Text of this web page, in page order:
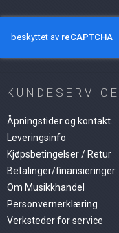
KUNDESERVICE
Åpningstider og kontakt.
Leveringsinfo
Kjøpsbetingelser / Retur
Betalinger/finansieringer
Om Musikkhandel
Personvernerklæring
Verksteder for service